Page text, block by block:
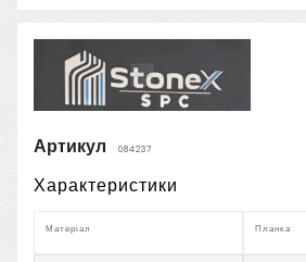
Артикул 084237
Характеристики
Матеріал Планка